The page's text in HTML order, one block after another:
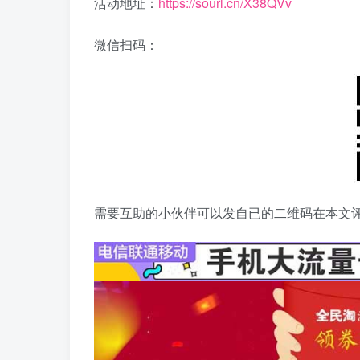
微信扫码：
需要互助的小伙伴可以发自已的二维码在本文